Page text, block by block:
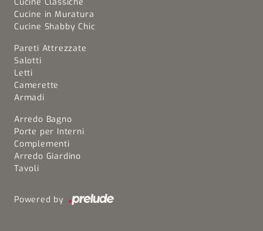
Cucine in Muratura
Cucine Shabby Chic
Pareti Attrezzate
Salotti
Letti
Camerette
Armadi
Arredo Bagno
Porte per Interni
Complementi
Arredo Giardino
Tavoli
Powered by